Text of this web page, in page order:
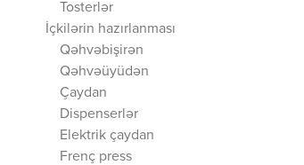
Tosterlər
İçkilərin hazırlanması
Qəhvəbişirən
Qəhvəüyüdən
Çaydan
Dispenserlər
Elektrik çaydan
Frenç press